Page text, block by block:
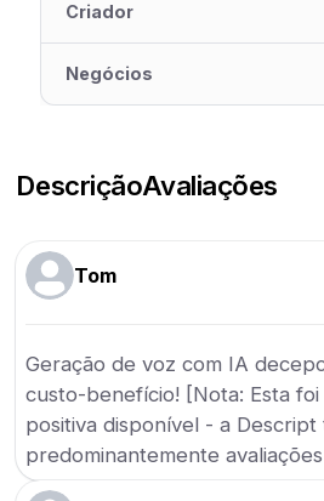
Criador
Negócios
DescriçãoAvaliações
Tom
Geração de voz com IA
custo-benefício! [Nota: Esta foi
positiva disponível - a Descript
predominantemente